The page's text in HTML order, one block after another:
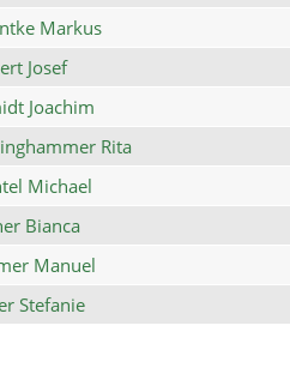
Markus
Josef
Joachim
Rita
Michael
Bianca
Manuel
Stefanie